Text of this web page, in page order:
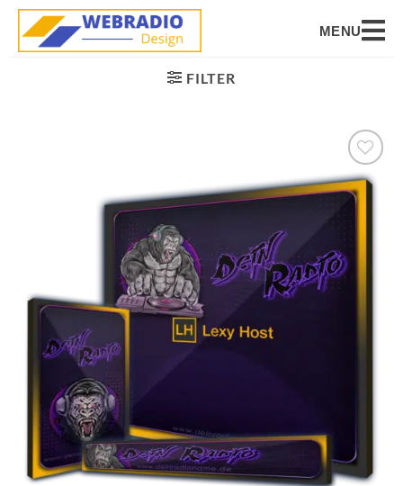
MENU
FILTER
Auf die
Wunschliste
setzen